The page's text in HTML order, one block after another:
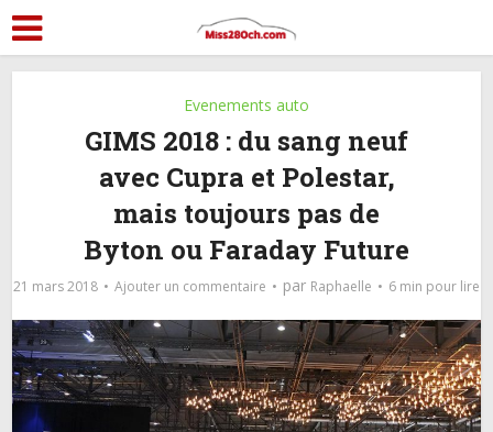
Evenements auto
GIMS 2018 : du sang neuf
avec Cupra et Polestar,
mais toujours pas de
Byton ou Faraday Future
21 mars 2018 Ajouter un commentaire par Raphaelle 6 min pour lire